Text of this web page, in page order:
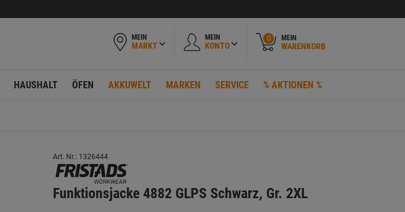
MEIN
MARKT
MEIN
KONTO
0 MEIN
WARENKORB
HAUSHALT ÖFEN AKKUWELT MARKEN SERVICE % AKTIONEN %
Art. Nr.: 1326444
Funktionsjacke 4882 GLPS Schwarz, Gr. 2XL